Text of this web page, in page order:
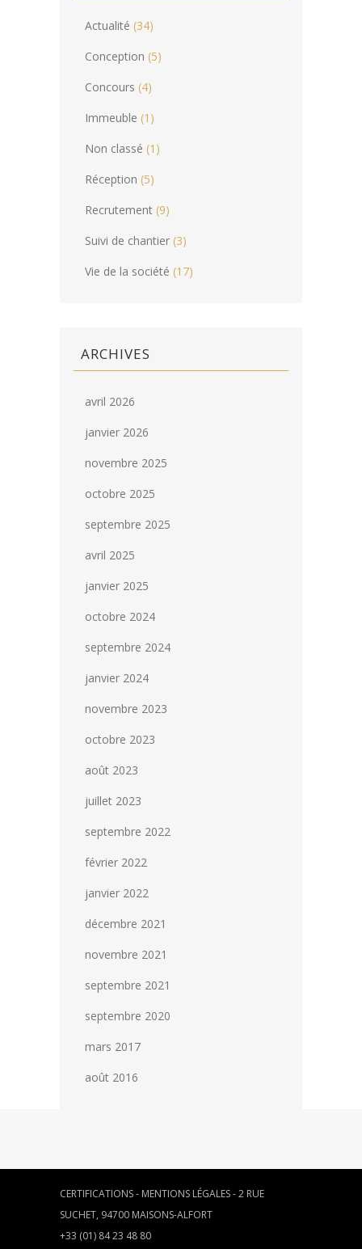
Actualité (34)
Conception (5)
Concours (4)
Immeuble (1)
Non classé (1)
Réception (5)
Recrutement (9)
Suivi de chantier (3)
Vie de la société (17)
ARCHIVES
avril 2026
janvier 2026
novembre 2025
octobre 2025
septembre 2025
avril 2025
janvier 2025
octobre 2024
septembre 2024
janvier 2024
novembre 2023
octobre 2023
août 2023
juillet 2023
septembre 2022
février 2022
janvier 2022
décembre 2021
novembre 2021
septembre 2021
septembre 2020
mars 2017
août 2016
CERTIFICATIONS- MENTIONS LÉGALES- 2 RUE
SUCHET, 94700 MAISONS-ALFORT
+33 (01) 84 23 48 80